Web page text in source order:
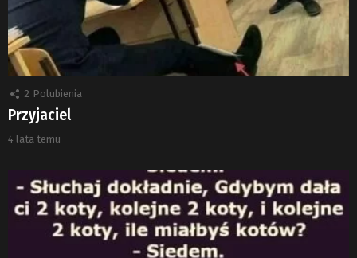
2 Polubienia
Przyjaciel
4 lata temu